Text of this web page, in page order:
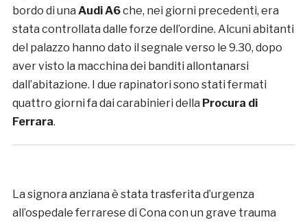
bordo di una Audi A6che, nei giorni precedenti, era
stata controllata dalle forze dell’ordine. Alcuni abitanti
del palazzo hanno dato il segnale verso le 9.30, dopo
aver visto la macchina dei banditi allontanarsi
dall’abitazione. I due rapinatori sono stati fermati
quattro giorni fa dai carabinieri della Procura di
Ferrara.
La signora anziana è stata trasferita d’urgenza
all’ospedale ferrarese di Cona con un grave trauma